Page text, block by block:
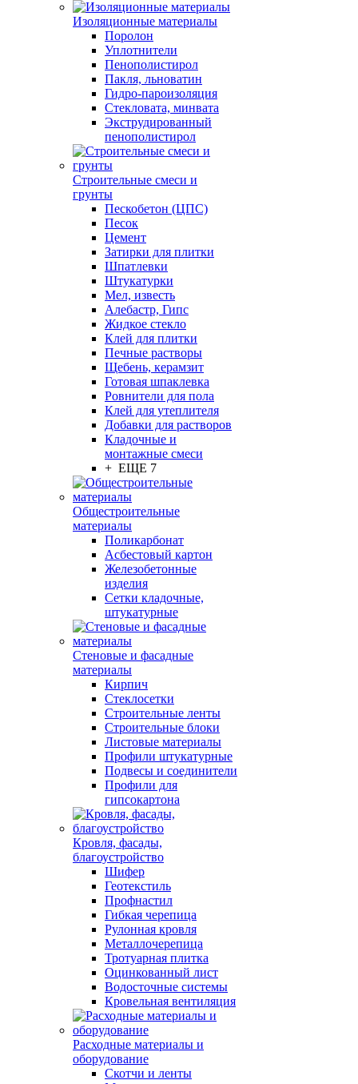
Изоляционные материалы
Поролон
Уплотнители
Пенополистирол
Пакля, льноватин
Гидро-пароизоляция
Стекловата, минвата
Экструдированный
пенополистирол
Строительные смеси и
грунты
Пескобетон (ЦПС)
Песок
Цемент
Затирки для плитки
Шпатлевки
Штукатурки
Мел, известь
Алебастр, Гипс
Жидкое стекло
Клей для плитки
Печные растворы
Щебень, керамзит
Готовая шпаклевка
Ровнители для пола
Клей для утеплителя
Добавки для растворов
Кладочные и
монтажные смеси
+ ЕЩЕ 7
Общестроительные
материалы
Поликарбонат
Асбестовый картон
Железобетонные
изделия
Сетки кладочные,
штукатурные
Стеновые и фасадные
материалы
Кирпич
Стеклосетки
Строительные ленты
Строительные блоки
Листовые материалы
Профили штукатурные
Подвесы и соединители
Профили для
гипсокартона
Кровля, фасады,
благоустройство
Шифер
Геотекстиль
Профнастил
Гибкая черепица
Рулонная кровля
Металлочерепица
Тротуарная плитка
Оцинкованный лист
Водосточные системы
Кровельная вентиляция
Расходные материалы и
оборудование
Скотчи и ленты